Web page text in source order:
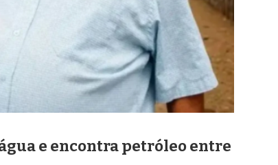
e encontra petróleo entre